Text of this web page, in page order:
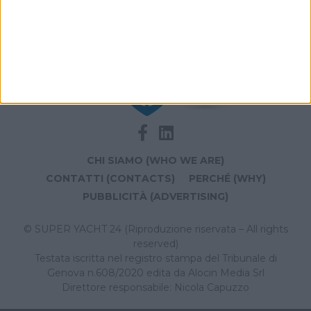
CHI SIAMO (WHO WE ARE)
CONTATTI (CONTACTS)
PERCHÉ (WHY)
PUBBLICITÀ (ADVERTISING)
© SUPER YACHT 24 (Riproduzione riservata – All rights
reserved)
Testata iscritta nel registro stampa del Tribunale di
Genova n.608/2020 edita da Alocin Media Srl
Direttore responsabile: Nicola Capuzzo